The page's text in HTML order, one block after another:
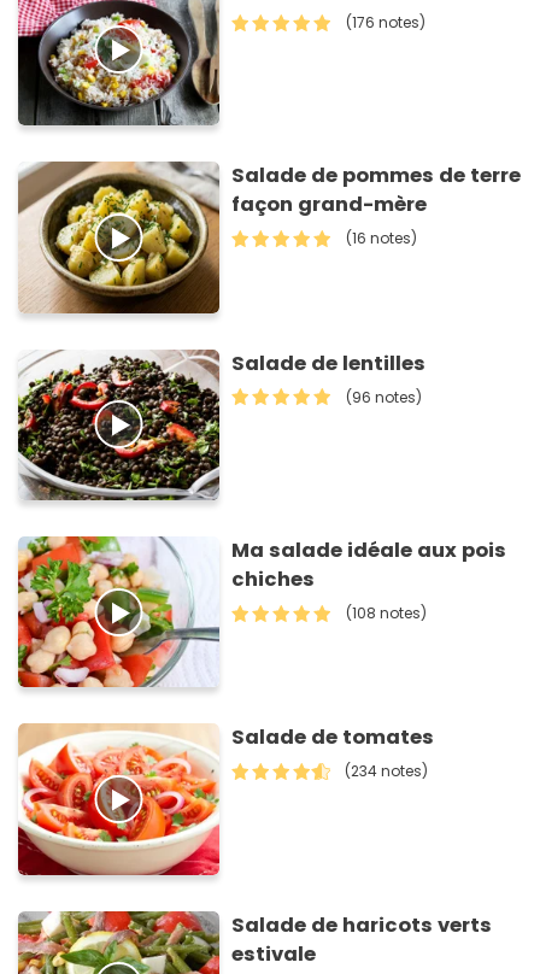
(176 notes)
Salade de pommes de terre
façon grand-mère
(16 notes)
Salade de lentilles
(96 notes)
Ma salade idéale aux pois
chiches
(108 notes)
Salade de tomates
(234 notes)
Salade de haricots verts
estivale